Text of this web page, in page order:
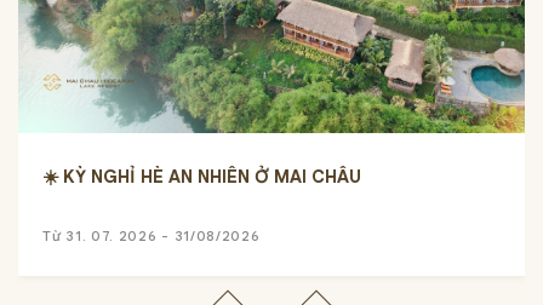
☀️ KỲ NGHỈ HÈ AN NHIÊN Ở MAI CHÂU
Từ 31. 07. 2026 - 31/08/2026